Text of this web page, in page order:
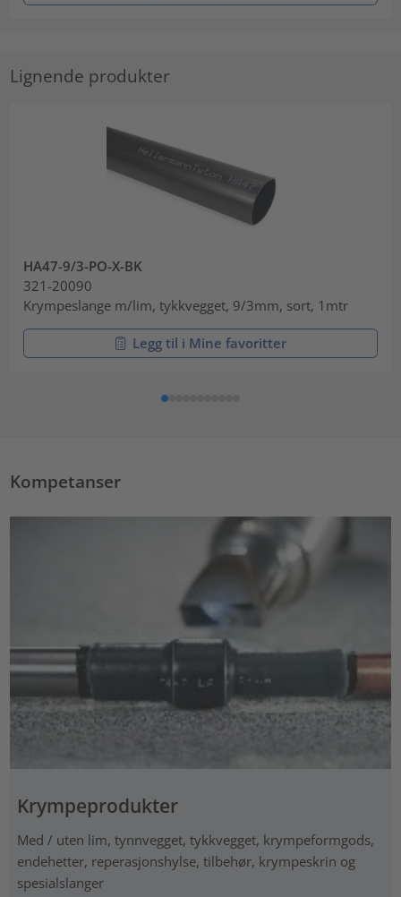
Lignende produkter
HA47-9/3-PO-X-BK
321-20090
Krympeslange m/lim, tykkvegget, 9/3mm, sort, 1mtr
Legg til i Mine favoritter
Kompetanser
Krympeprodukter
Med / uten lim, tynnvegget, tykkvegget, krympeformgods,
endehetter, reperasjonshylse, tilbehør, krympeskrin og
spesialslanger